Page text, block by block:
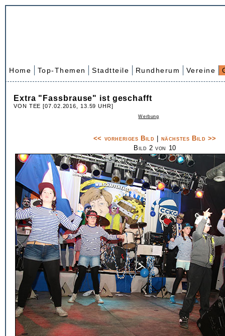
Home Top-Themen Stadtteile Rundherum Vereine
Extra "Fassbrause" ist geschafft
VON TEE [07.02.2016, 13.59 UHR]
Werbung
<< vorheriges Bild
nächstes Bild >>
Bild 2 von 10